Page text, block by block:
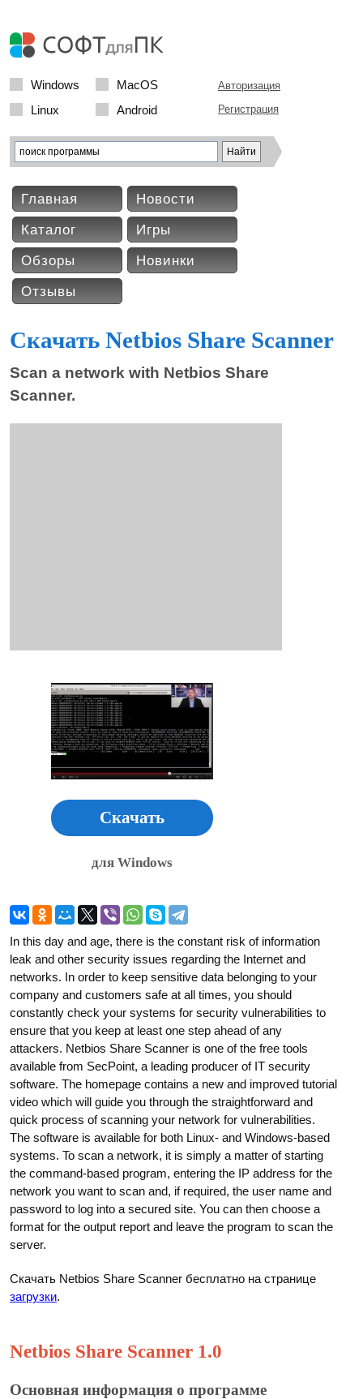
Windows
MacOS
Linux
Android
Авторизация
Регистрация
Главная
Новости
Каталог
Игры
Обзоры
Новинки
Отзывы
Скачать Netbios Share Scanner
Scan a network with Netbios Share
Scanner.
Скачать
для Windows
In this day and age, there is the constant risk of information
leak and other security issues regarding the Internet and
networks. In order to keep sensitive data belonging to your
company and customers safe at all times, you should
constantly check your systems for security vulnerabilities to
ensure that you keep at least one step ahead of any
attackers. Netbios Share Scanner is one of the free tools
available from SecPoint, a leading producer of IT security
software. The homepage contains a new and improved tutorial
video which will guide you through the straightforward and
quick process of scanning your network for vulnerabilities.
The software is available for both Linux- and Windows-based
systems. To scan a network, it is simply a matter of starting
the command-based program, entering the IP address for the
network you want to scan and, if required, the user name and
password to log into a secured site. You can then choose a
format for the output report and leave the program to scan the
server.
Скачать Netbios Share Scanner бесплатно на странице
загрузки.
Netbios Share Scanner 1.0
Основная информация о программе